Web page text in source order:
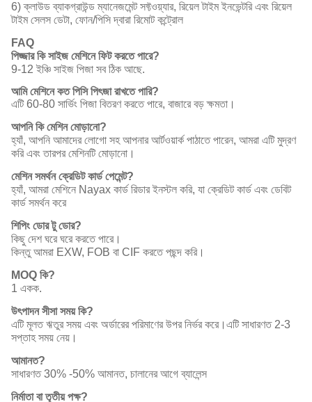
6) ক্লাউড ব্যাকগ্রাউন্ড ম্যানেজমেন্ট সফ্টওয়্যার, রিয়েল টাইম ইনভেন্টরি এবং রিয়েল
টাইম সেলস ডেটা, ফোন/পিসি দ্বারা রিমোট কন্ট্রোল
FAQ
পিজ্জার কি সাইজ মেশিনে ফিট করতে পারে?
9-12 ইঞ্চি সাইজ পিজা সব ঠিক আছে.
আমি মেশিনে কত পিসি পিৎজা রাখতে পারি?
এটি 60-80 সার্ভিং পিজা বিতরণ করতে পারে, বাজারে বড় ক্ষমতা।
আপনি কি মেশিন মোড়ানো?
হ্যাঁ, আপনি আমাদের লোগো সহ আপনার আর্টওয়ার্ক পাঠাতে পারেন, আমরা এটি মুদ্রণ
করি এবং তারপর মেশিনটি মোড়ানো।
মেশিন সমর্থন ক্রেডিট কার্ড পেমেন্ট?
হ্যাঁ, আমরা মেশিনে Nayax কার্ড রিডার ইনস্টল করি, যা ক্রেডিট কার্ড এবং ডেবিট
কার্ড সমর্থন করে
শিপিং ডোর টু ডোর?
কিছু দেশ ঘরে ঘরে করতে পারে।
কিন্তু আমরা EXW, FOB বা CIF করতে পছন্দ করি।
MOQ কি?
1 একক.
উৎপাদন সীসা সময় কি?
এটি মূলত ঋতুর সময় এবং অর্ডারের পরিমাণের উপর নির্ভর করে।এটি সাধারণত 2-3
সপ্তাহ সময় নেয়।
আমানত?
সাধারণত 30% -50% আমানত, চালানের আগে ব্যালেন্স
নির্মাতা বা তৃতীয় পক্ষ?